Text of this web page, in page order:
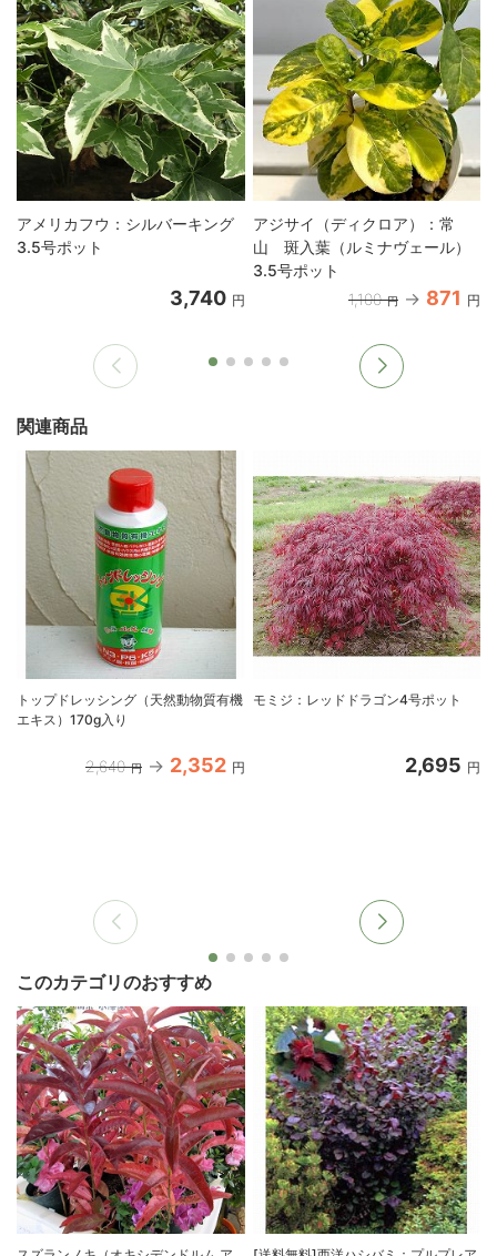
アメリカフウ：シルバーキング
3.5号ポット
3,740 円
アジサイ（ディクロア）：常
山 斑入葉（ルミナヴェール）
3.5号ポット
1,100 円 871 円
関連商品
トップドレッシング（天然動物質有機
エキス）170g入り
2,640 円 2,352 円
モミジ：レッドドラゴン4号ポット
2,695 円
このカテゴリのおすすめ